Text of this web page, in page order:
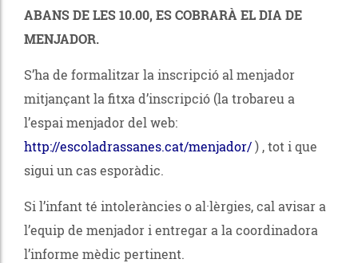
ABANS DE LES 10.00, ES COBRARÀ EL DIA DE
MENJADOR.
S’ha de formalitzar la inscripció al menjador
mitjançant la fitxa d’inscripció (la trobareu a
l’espai menjador del web:
http://escoladrassanes.cat/menjador/) , tot i que
sigui un cas esporàdic.
Si l’infant té intoleràncies o al·lèrgies, cal avisar a
l’equip de menjador i entregar a la coordinadora
l’informe mèdic pertinent.